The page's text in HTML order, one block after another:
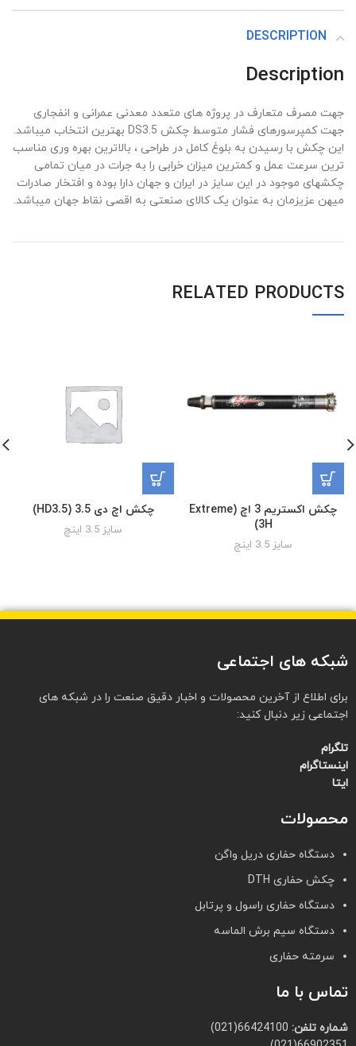
DESCRIPTION
Description
جهت مصرف متعارف در پروژه های متعدد معدنی عمرانی و انفجاری
جهت کمپرسورهای فشار متوسط چکش DS3.5 بهترین انتخاب میباشد.
این چکش با رسیدن به بلوغ کامل در طراحی ، بالاترین بهره وری مناسب
ترین سرعت عمل و کمترین میزان خرابی را به جرات در میان تمامی
چکشهای موجود در این سایز در ایران و جهان دارا بوده و افتخار صادرات
میهن عزیزمان به عنوان یک کالای صنعتی به اقصی نقاط جهان میباشد.
RELATED PRODUCTS
چکش اکستریم 3 اچ (Extreme
3H)
سایز 3.5 اینچ
چکش اچ دی 3.5 (HD3.5)
سایز 3.5 اینچ
شبکه های اجتماعی
برای اطلاع از آخرین محصولات و اخبار دقیق صنعت را در شبکه های
اجتماعی زیر دنبال کنید:
تلگرام
اینستاگرام
ایتا
محصولات
دستگاه حفاری دریل واگن
چکش حفاری DTH
دستگاه حفاری راسول و پرتابل
دستگاه سیم برش الماسه
سرمته حفاری
تماس با ما
شماره تلفن: